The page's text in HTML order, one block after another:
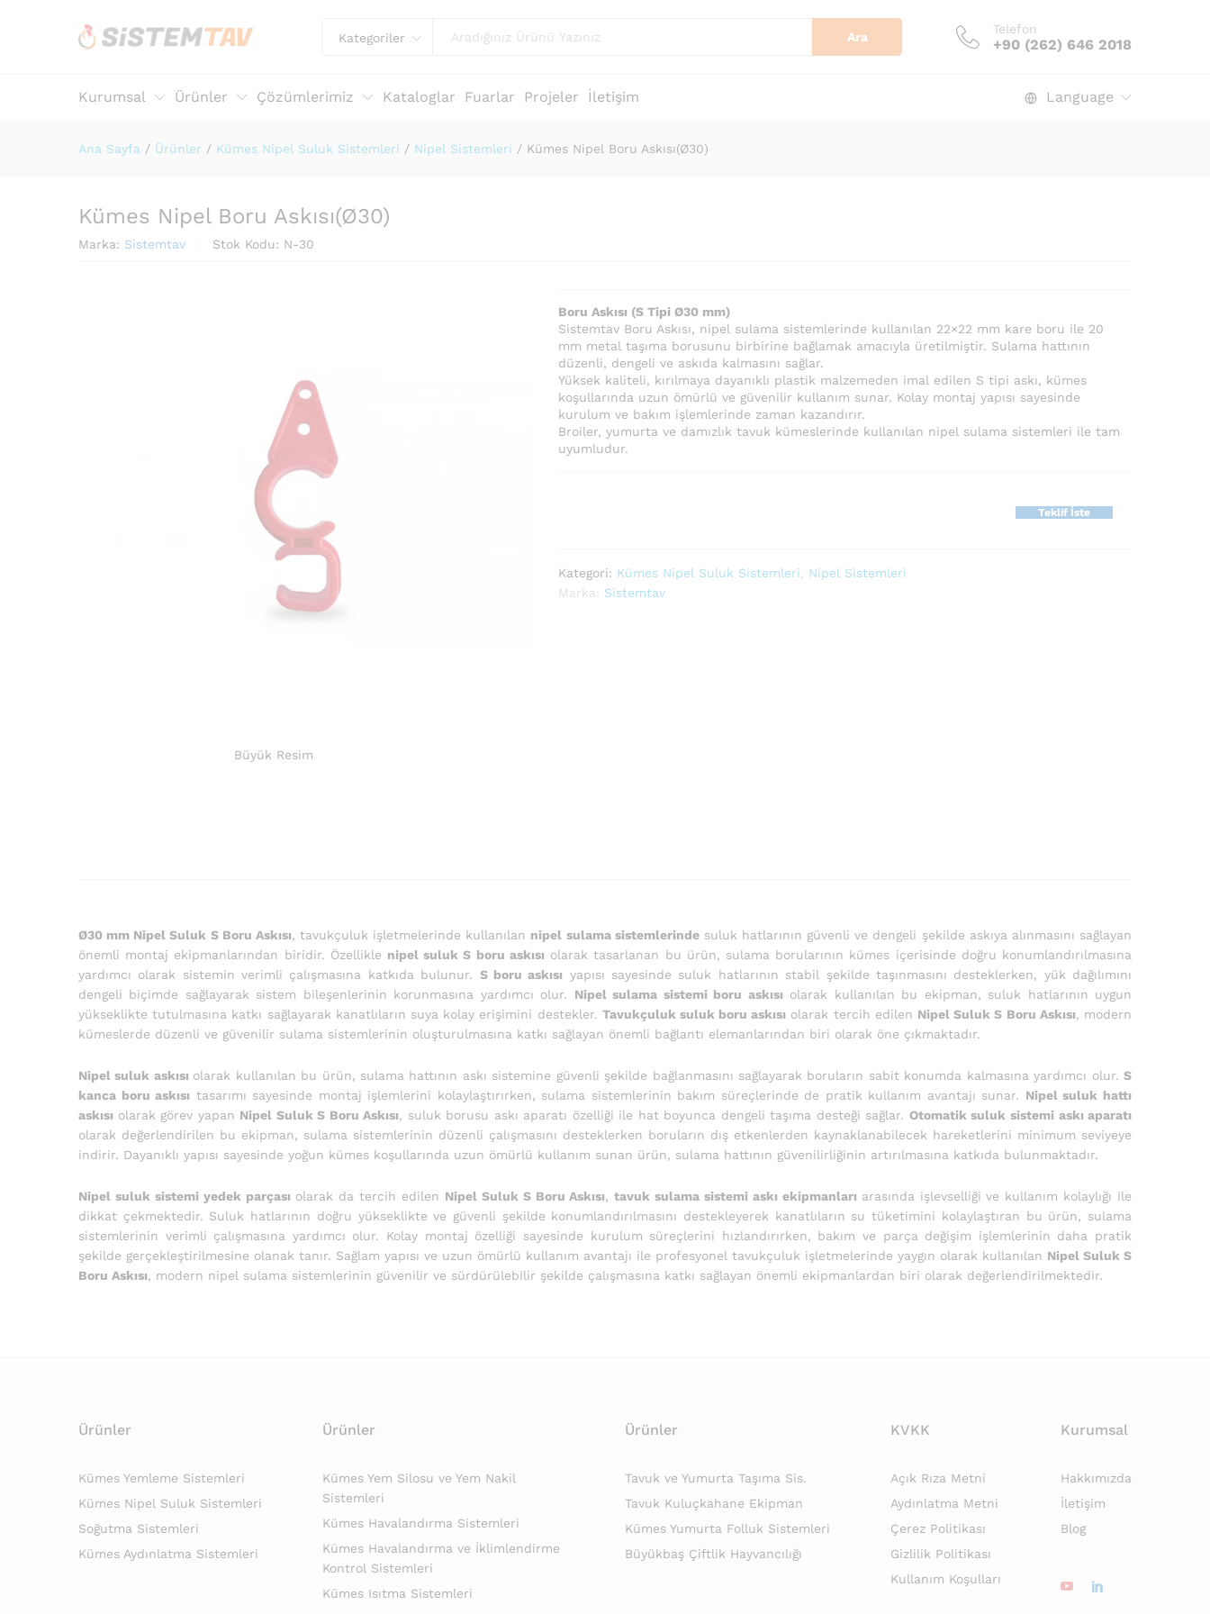
Kategoriler Ara
Telefon
+90 (262) 646 2018
Kurumsal Ürünler Çözümlerimiz Kataloglar Fuarlar Projeler İletişim Language
Ana Sayfa / Ürünler / Kümes Nipel Suluk Sistemleri / Nipel Sistemleri / Kümes Nipel Boru Askısı(Ø30)
Kümes Nipel Boru Askısı(Ø30)
Marka: Sistemtav Stok Kodu: N-30
Büyük Resim
Boru Askısı (S Tipi Ø30 mm)
Sistemtav Boru Askısı, nipel sulama sistemlerinde kullanılan 22×22 mm kare boru ile 20
mm metal taşıma borusunu birbirine bağlamak amacıyla üretilmiştir. Sulama hattının
düzenli, dengeli ve askıda kalmasını sağlar.
Yüksek kaliteli, kırılmaya dayanıklı plastik malzemeden imal edilen S tipi askı, kümes
koşullarında uzun ömürlü ve güvenilir kullanım sunar. Kolay montaj yapısı sayesinde
kurulum ve bakım işlemlerinde zaman kazandırır.
Broiler, yumurta ve damızlık tavuk kümeslerinde kullanılan nipel sulama sistemleri ile tam
uyumludur.
Teklif İste
Kategori: Kümes Nipel Suluk Sistemleri
Nipel Sistemleri
Marka: Sistemtav
Ø30 mm Nipel Suluk S Boru Askısı, tavukçuluk işletmelerinde kullanılan nipel sulama sistemlerindesuluk hatlarının güvenli ve dengeli şekilde askıya alınmasını sağlayan
önemli montaj ekipmanlarından biridir. Özellikle nipel suluk S boru askısı olarak tasarlanan bu ürün, sulama borularının kümes içerisinde doğru konumlandırılmasına
yardımcı olarak sistemin verimli çalışmasına katkıda bulunur. S boru askısı yapısı sayesinde suluk hatlarının stabil şekilde taşınmasını desteklerken, yük dağılımını
dengeli biçimde sağlayarak sistem bileşenlerinin korunmasına yardımcı olur. Nipel sulama sistemi boru askısı olarak kullanılan bu ekipman, suluk hatlarının uygun
yükseklikte tutulmasına katkı sağlayarak kanatlıların suya kolay erişimini destekler. Tavukçuluk suluk boru askısı olarak tercih edilen Nipel Suluk S Boru Askısı, modern
kümeslerde düzenli ve güvenilir sulama sistemlerinin oluşturulmasına katkı sağlayan önemli bağlantı elemanlarından biri olarak öne çıkmaktadır.
Nipel suluk askısı olarak kullanılan bu ürün, sulama hattının askı sistemine güvenli şekilde bağlanmasını sağlayarak boruların sabit konumda kalmasına yardımcı olur.S
kanca boru askısı tasarımı sayesinde montaj işlemlerini kolaylaştırırken, sulama sistemlerinin bakım süreçlerinde de pratik kullanım avantajı sunar. Nipel suluk hattı
askısı olarak görev yapan Nipel Suluk S Boru Askısı, suluk borusu askı aparatı özelliği ile hat boyunca dengeli taşıma desteği sağlar. Otomatik suluk sistemi askı aparatı
olarak değerlendirilen bu ekipman, sulama sistemlerinin düzenli çalışmasını desteklerken boruların dış etkenlerden kaynaklanabilecek hareketlerini minimum seviyeye
indirir. Dayanıklı yapısı sayesinde yoğun kümes koşullarında uzun ömürlü kullanım sunan ürün, sulama hattının güvenilirliğinin artırılmasına katkıda bulunmaktadır.
Nipel suluk sistemi yedek parçası olarak da tercih edilen Nipel Suluk S Boru Askısı,tavuk sulama sistemi askı ekipmanları arasında işlevselliği ve kullanım kolaylığı ile
dikkat çekmektedir. Suluk hatlarının doğru yükseklikte ve güvenli şekilde konumlandırılmasını destekleyerek kanatlıların su tüketimini kolaylaştıran bu ürün, sulama
sistemlerinin verimli çalışmasına yardımcı olur. Kolay montaj özelliği sayesinde kurulum süreçlerini hızlandırırken, bakım ve parça değişim işlemlerinin daha pratik
şekilde gerçekleştirilmesine olanak tanır. Sağlam yapısı ve uzun ömürlü kullanım avantajı ile profesyonel tavukçuluk işletmelerinde yaygın olarak kullanılan Nipel Suluk S
Boru Askısı, modern nipel sulama sistemlerinin güvenilir ve sürdürülebilir şekilde çalışmasına katkı sağlayan önemli ekipmanlardan biri olarak değerlendirilmektedir.
Ürünler
Kümes Yemleme Sistemleri
Kümes Nipel Suluk Sistemleri
Soğutma Sistemleri
Kümes Aydınlatma Sistemleri
Ürünler
Kümes Yem Silosu ve Yem Nakil
Sistemleri
Kümes Havalandırma Sistemleri
Kümes Havalandırma ve İklimlendirme
Kontrol Sistemleri
Kümes Isıtma Sistemleri
Ürünler
Tavuk ve Yumurta Taşıma Sis.
Tavuk Kuluçkahane Ekipman
Kümes Yumurta Folluk Sistemleri
Büyükbaş Çiftlik Hayvancılığı
KVKK
Açık Rıza Metni
Aydınlatma Metni
Çerez Politikası
Gizlilik Politikası
Kullanım Koşulları
Kurumsal
Hakkımızda
İletişim
Blog